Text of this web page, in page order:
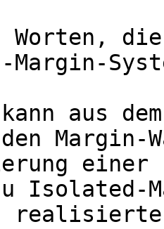
Worten,
Margin-
aus
Margin-
einer
Isolated-
realisierte